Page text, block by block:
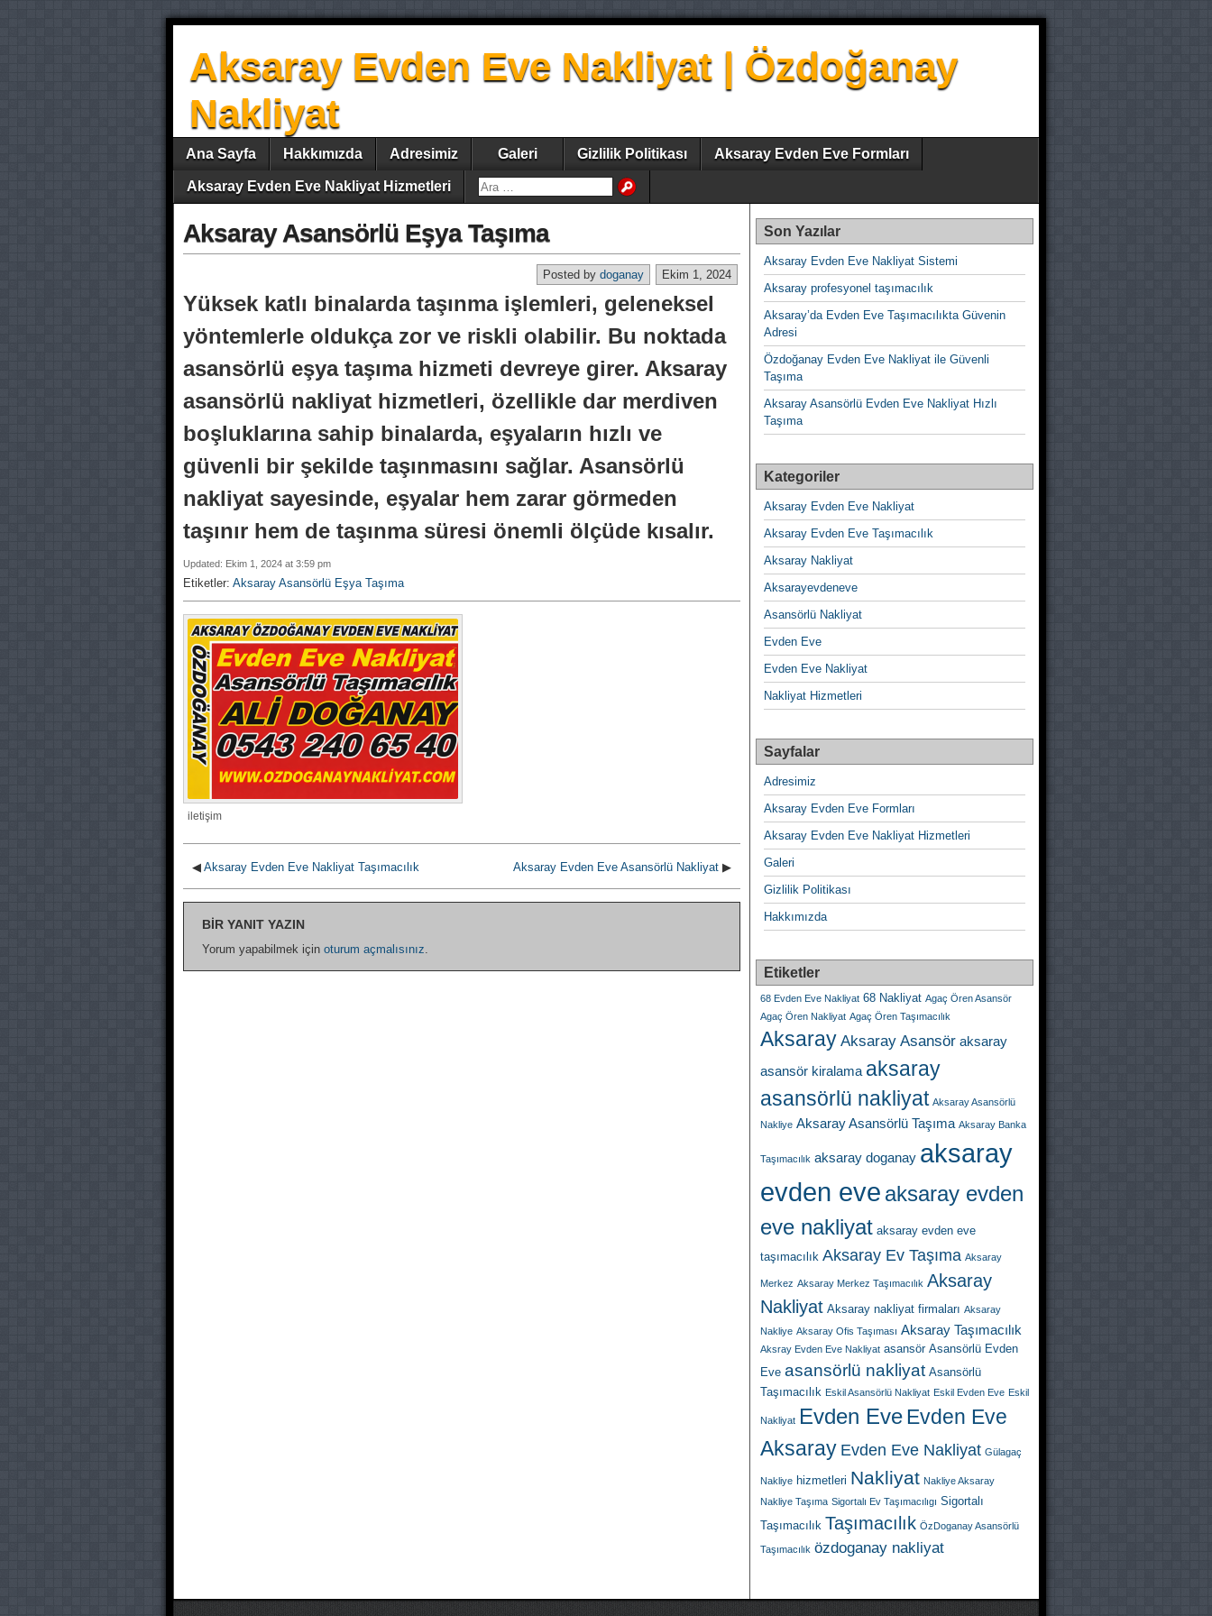
Aksaray Evden Eve Nakliyat | Özdoğanay
Nakliyat
Ana Sayfa Hakkımızda Adresimiz Galeri Gizlilik Politikası Aksaray Evden Eve Formları
Aksaray Evden Eve Nakliyat Hizmetleri
Aksaray Asansörlü Eşya Taşıma
Ekim 1, 2024
Posted by doganay
Yüksek katlı binalarda taşınma işlemleri, geleneksel
yöntemlerle oldukça zor ve riskli olabilir. Bu noktada
asansörlü eşya taşıma hizmeti devreye girer. Aksaray
asansörlü nakliyat hizmetleri, özellikle dar merdiven
boşluklarına sahip binalarda, eşyaların hızlı ve
güvenli bir şekilde taşınmasını sağlar. Asansörlü
nakliyat sayesinde, eşyalar hem zarar görmeden
taşınır hem de taşınma süresi önemli ölçüde kısalır.
Updated: Ekim 1, 2024 at 3:59 pm
Etiketler: Aksaray Asansörlü Eşya Taşıma
iletişim
◀ Aksaray Evden Eve Nakliyat Taşımacılık Aksaray Evden Eve Asansörlü Nakliyat ▶
BIR YANIT YAZIN
Yorum yapabilmek için oturum açmalısınız.
Son Yazılar
Aksaray Evden Eve Nakliyat Sistemi
Aksaray profesyonel taşımacılık
Aksaray’da Evden Eve Taşımacılıkta Güvenin
Adresi
Özdoğanay Evden Eve Nakliyat ile Güvenli
Taşıma
Aksaray Asansörlü Evden Eve Nakliyat Hızlı
Taşıma
Kategoriler
Aksaray Evden Eve Nakliyat
Aksaray Evden Eve Taşımacılık
Aksaray Nakliyat
Aksarayevdeneve
Asansörlü Nakliyat
Evden Eve
Evden Eve Nakliyat
Nakliyat Hizmetleri
Sayfalar
Adresimiz
Aksaray Evden Eve Formları
Aksaray Evden Eve Nakliyat Hizmetleri
Galeri
Gizlilik Politikası
Hakkımızda
Etiketler
68 Evden Eve Nakliyat 68 Nakliyat Agaç Ören Asansör
Agaç Ören Nakliyat Agaç Ören Taşımacılık
Aksaray Aksaray Asansör aksaray
asansör kiralama aksaray
asansörlü nakliyat Aksaray Asansörlü
Nakliye Aksaray Asansörlü Taşıma Aksaray Banka
Taşımacılık aksaray doganay aksaray
evden eve aksaray evden
eve nakliyat aksaray evden eve
taşımacılık Aksaray Ev Taşıma Aksaray
Merkez Aksaray Merkez Taşımacılık Aksaray
Nakliyat Aksaray nakliyat firmaları Aksaray
Nakliye Aksaray Ofis Taşıması Aksaray Taşımacılık
Aksray Evden Eve Nakliyat asansör Asansörlü Evden
Eve asansörlü nakliyat Asansörlü
Taşımacılık Eskil Asansörlü Nakliyat Eskil Evden Eve Eskil
Nakliyat Evden EveEvden Eve
Aksaray Evden Eve Nakliyat Gülagaç
Nakliye hizmetleri Nakliyat Nakliye Aksaray
Nakliye Taşıma Sigortalı Ev Taşımacılıgı Sigortalı
Taşımacılık Taşımacılık ÖzDoganay Asansörlü
Taşımacılık özdoganay nakliyat